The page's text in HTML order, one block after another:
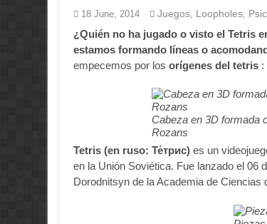
18 June, 2014 Juegos Loopholes
¿Quién no ha jugado o visto el Tetris
estamos formando líneas o
empecemos por losorígenes del tetris :
Cabeza en 3D formada
Rozans
Tetris (en ruso: Те́трис) es un
en la Unión Soviética. Fue lanzado el 06
Dorodnitsyn de la Academia de